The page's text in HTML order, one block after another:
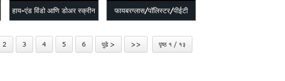
हाय-एंड विंडो आणि डोअर स्क्रीन फायबरग्लास/पॉलिस्टर/पीईटी
2 3 4 5 6 पुढे > >> पृष्ठ १ / १३